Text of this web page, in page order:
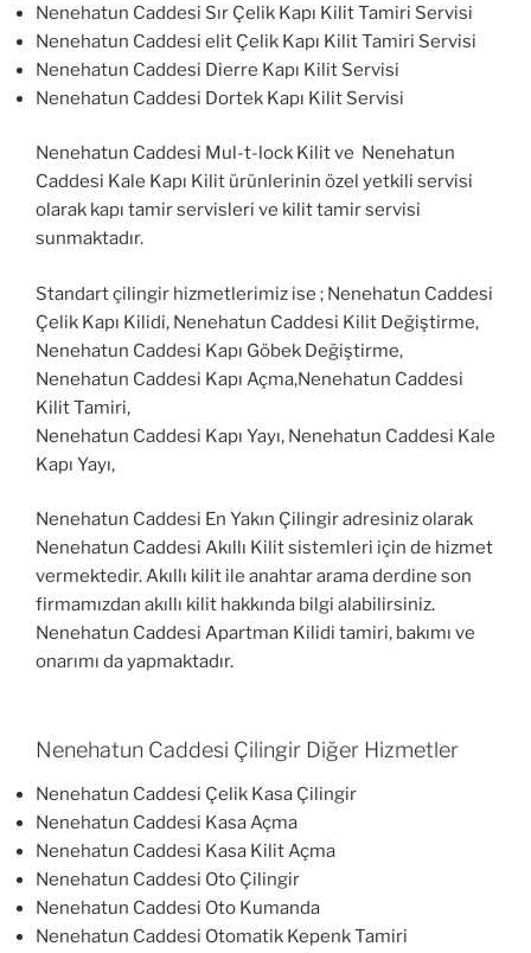
Nenehatun Caddesi Sır Çelik Kapı Kilit Tamiri Servisi
Nenehatun Caddesi elit Çelik Kapı Kilit Tamiri Servisi
Nenehatun Caddesi Dierre Kapı Kilit Servisi
Nenehatun Caddesi Dortek Kapı Kilit Servisi
Nenehatun Caddesi Mul-t-lock Kilit ve Nenehatun
Caddesi Kale Kapı Kilit ürünlerinin özel yetkili servisi
olarak kapı tamir servisleri ve kilit tamir servisi
sunmaktadır.
Standart çilingir hizmetlerimiz ise ; Nenehatun Caddesi
Çelik Kapı Kilidi, Nenehatun Caddesi Kilit Değiştirme,
Nenehatun Caddesi Kapı Göbek Değiştirme,
Nenehatun Caddesi Kapı Açma,Nenehatun Caddesi
Kilit Tamiri,
Nenehatun Caddesi Kapı Yayı, Nenehatun Caddesi Kale
Kapı Yayı,
Nenehatun Caddesi En Yakın Çilingir adresiniz olarak
Nenehatun Caddesi Akıllı Kilit sistemleri için de hizmet
vermektedir. Akıllı kilit ile anahtar arama derdine son
firmamızdan akıllı kilit hakkında bilgi alabilirsiniz.
Nenehatun Caddesi Apartman Kilidi tamiri, bakımı ve
onarımı da yapmaktadır.
Nenehatun Caddesi Çilingir Diğer Hizmetler
Nenehatun Caddesi Çelik Kasa Çilingir
Nenehatun Caddesi Kasa Açma
Nenehatun Caddesi Kasa Kilit Açma
Nenehatun Caddesi Oto Çilingir
Nenehatun Caddesi Oto Kumanda
Nenehatun Caddesi Otomatik Kepenk Tamiri